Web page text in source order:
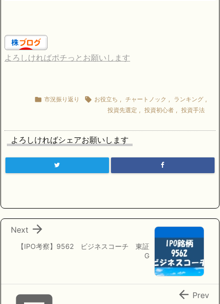
よろしければポチっとお願いします
 市況振り返り  お役立ち チャートノック ランキング
投資先選定
投資初心者 投資手法
よろしければシェアお願いします
【IPO考察】9562 ビジネスコーチ 東証
G

Next
 Prev